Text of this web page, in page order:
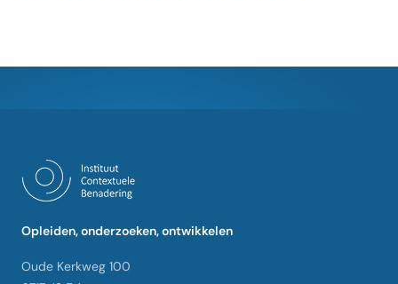
Opleiden, onderzoeken, ontwikkelen
Oude Kerkweg 100